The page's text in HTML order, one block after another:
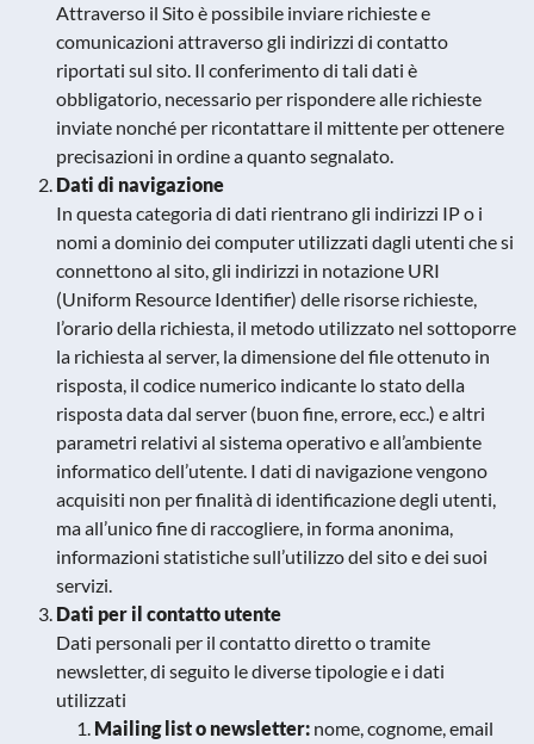
Attraverso il Sito è possibile inviare richieste e
comunicazioni attraverso gli indirizzi di contatto
riportati sul sito. Il conferimento di tali dati è
obbligatorio, necessario per rispondere alle richieste
inviate nonché per ricontattare il mittente per ottenere
precisazioni in ordine a quanto segnalato.
Dati di navigazione
In questa categoria di dati rientrano gli indirizzi IP o i
nomi a dominio dei computer utilizzati dagli utenti che si
connettono al sito, gli indirizzi in notazione URI
(Uniform Resource Identifier) delle risorse richieste,
l’orario della richiesta, il metodo utilizzato nel sottoporre
la richiesta al server, la dimensione del file ottenuto in
risposta, il codice numerico indicante lo stato della
risposta data dal server (buon fine, errore, ecc.) e altri
parametri relativi al sistema operativo e all’ambiente
informatico dell’utente. I dati di navigazione vengono
acquisiti non per finalità di identificazione degli utenti,
ma all’unico fine di raccogliere, in forma anonima,
informazioni statistiche sull’utilizzo del sito e dei suoi
servizi.
Dati per il contatto utente
Dati personali per il contatto diretto o tramite
newsletter, di seguito le diverse tipologie e i dati
utilizzati
Mailing list o newsletter: nome, cognome, email